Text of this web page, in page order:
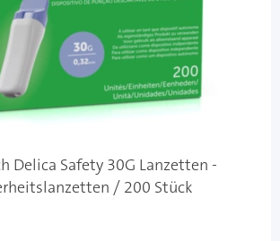
Delica Safety 30G Lanzetten -
/ 200 Stück